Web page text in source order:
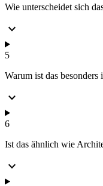
Wie unterscheidet sich
expand_more
5
Warum ist das
expand_more
6
Ist das ähnlich wie
expand_more